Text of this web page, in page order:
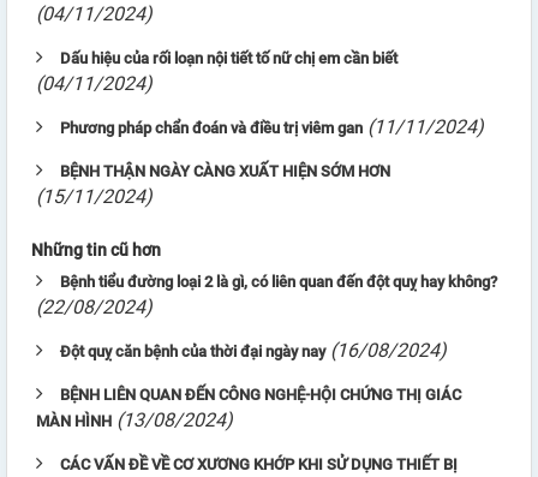
(04/11/2024)
Dấu hiệu của rối loạn nội tiết tố nữ chị em cần biết
(04/11/2024)
Phương pháp chẩn đoán và điều trị viêm gan (11/11/2024)
BỆNH THẬN NGÀY CÀNG XUẤT HIỆN SỚM HƠN
(15/11/2024)
Những tin cũ hơn
Bệnh tiểu đường loại 2 là gì, có liên quan đến đột quỵ hay không?
(22/08/2024)
Đột quỵ căn bệnh của thời đại ngày nay (16/08/2024)
BỆNH LIÊN QUAN ĐẾN CÔNG NGHỆ-HỘI CHỨNG THỊ GIÁC
MÀN HÌNH (13/08/2024)
CÁC VẤN ĐỀ VỀ CƠ XƯƠNG KHỚP KHI SỬ DỤNG THIẾT BỊ